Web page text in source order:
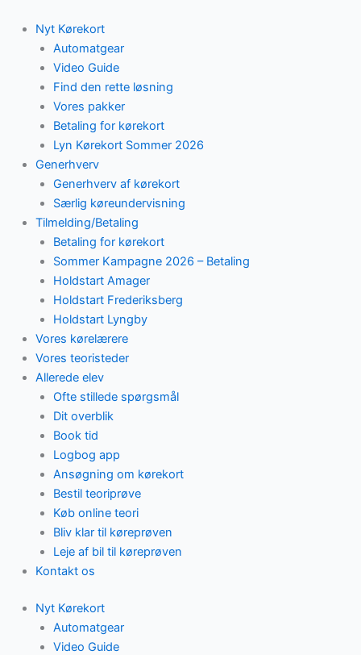
content
Nyt Kørekort
Automatgear
Video Guide
Find den rette løsning
Vores pakker
Betaling for kørekort
Lyn Kørekort Sommer 2026
Generhverv
Generhverv af kørekort
Særlig køreundervisning
Tilmelding/Betaling
Betaling for kørekort
Sommer Kampagne 2026 – Betaling
Holdstart Amager
Holdstart Frederiksberg
Holdstart Lyngby
Vores kørelærere
Vores teoristeder
Allerede elev
Ofte stillede spørgsmål
Dit overblik
Book tid
Logbog app
Ansøgning om kørekort
Bestil teoriprøve
Køb online teori
Bliv klar til køreprøven
Leje af bil til køreprøven
Kontakt os
Nyt Kørekort
Automatgear
Video Guide